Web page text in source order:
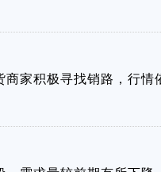
商家积极寻找销路，行